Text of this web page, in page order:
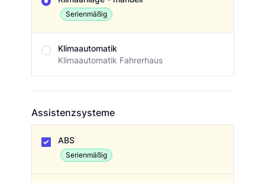
Serienmäßig
Klimaautomatik
Klimaautomatik Fahrerhaus
Assistenzsysteme
ABS
Serienmäßig